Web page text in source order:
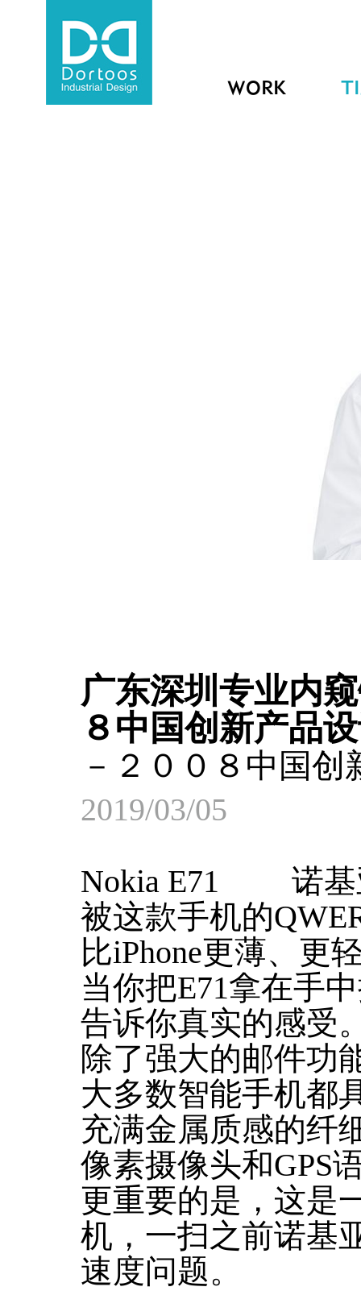
WORK
广东深圳专业内
８中国创新产品
－２００８中国创
2019/03/05
Nokia E71 诺
被这款手机的
比iPhone更薄、更
当你把E71拿在手
告诉你真实的感受
除了强大的邮件功
大多数智能手机都
充满金属质感的纤
像素摄像头和GPS
更重要的是，这是
机，一扫之前诺基
速度问题。